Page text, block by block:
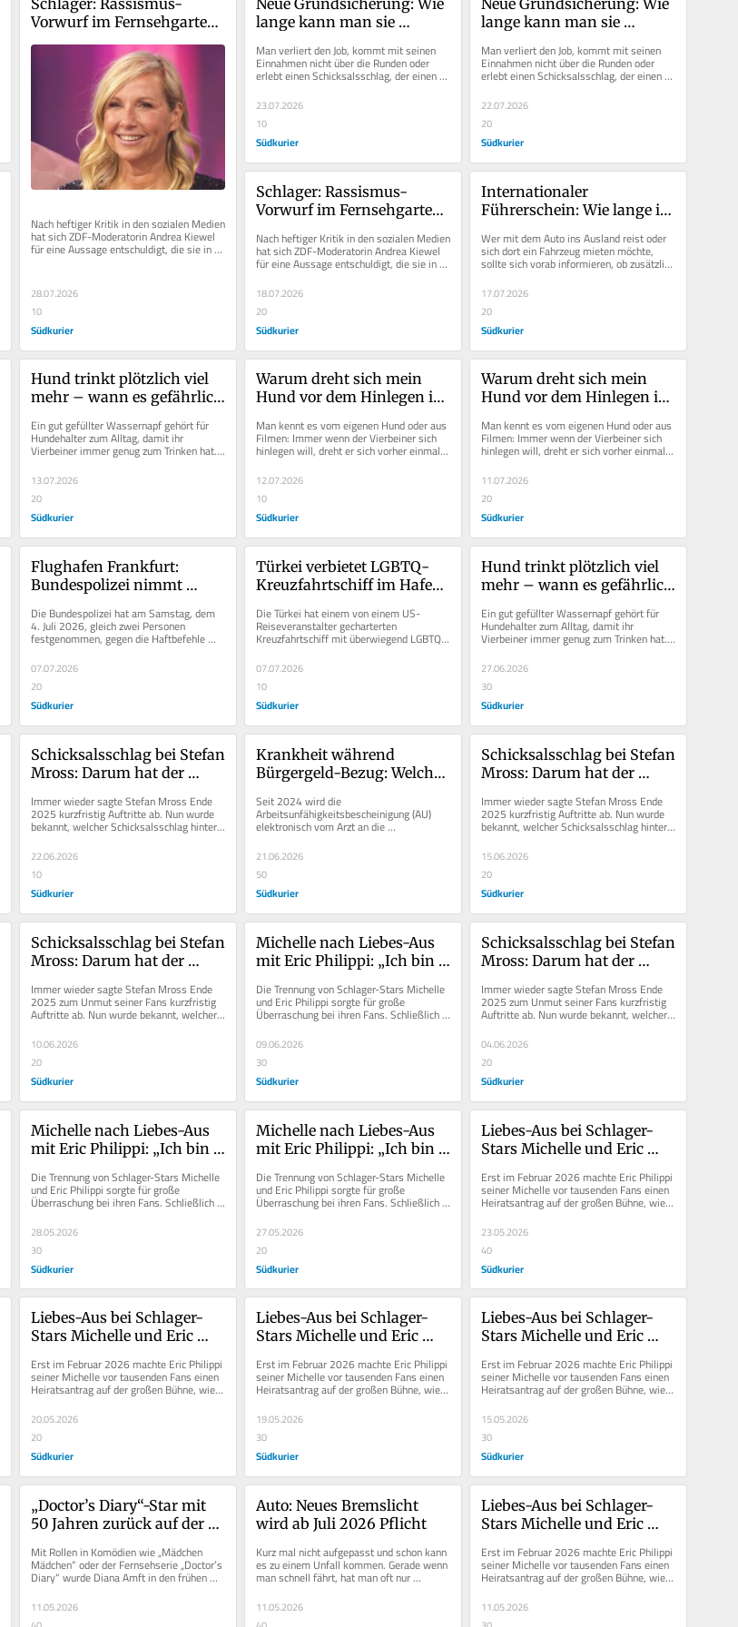
Vorwurf im Fernsehgarten
entschuldigt sich
Nach heftiger Kritik in den sozialen Medien
hat sich ZDF-Moderatorin Andrea Kiewel
für eine Aussage entschuldigt, die sie in
der Ausgabe des...
28.07.2026
10
Südkurier
lange kann man sie
Man verliert den Job, kommt mit seinen
Einnahmen nicht über die Runden oder
erlebt einen Schicksalsschlag, der einen
erst einmal vom Arbeitsmarkt...
23.07.2026
10
Südkurier
lange kann man sie
Man verliert den Job, kommt mit seinen
Einnahmen nicht über die Runden oder
erlebt einen Schicksalsschlag, der einen
erst einmal vom Arbeitsmarkt...
22.07.2026
20
Südkurier
Schlager: Rassismus-
Vorwurf im Fernsehgarten
entschuldigt sich
Nach heftiger Kritik in den sozialen Medien
hat sich ZDF-Moderatorin Andrea Kiewel
für eine Aussage entschuldigt, die sie in
der Ausgabe des...
18.07.2026
20
Südkurier
Internationaler
Führerschein: Wie lange ist
Wer mit dem Auto ins Ausland reist oder
sich dort ein Fahrzeug mieten möchte,
sollte sich vorab informieren, ob zusätzlich
17.07.2026
20
Südkurier
Hund trinkt plötzlich viel
mehr – wann es gefährlich
Ein gut gefüllter Wassernapf gehört für
Hundehalter zum Alltag, damit ihr
Vierbeiner immer genug zum Trinken hat.
Aber was ist, wenn der Hund...
13.07.2026
20
Südkurier
Warum dreht sich mein
Hund vor dem Hinlegen im
könnten dahinterstecken
Man kennt es vom eigenen Hund oder aus
Filmen: Immer wenn der Vierbeiner sich
hinlegen will, dreht er sich vorher einmal
im Kreis, scharrt vielleicht...
12.07.2026
10
Südkurier
Warum dreht sich mein
Hund vor dem Hinlegen im
könnten dahinterstecken
Man kennt es vom eigenen Hund oder aus
Filmen: Immer wenn der Vierbeiner sich
hinlegen will, dreht er sich vorher einmal
im Kreis, scharrt vielleicht...
11.07.2026
20
Südkurier
Flughafen Frankfurt:
Bundespolizei nimmt
Millionenbetrüger fest
Die Bundespolizei hat am Samstag, dem
4. Juli 2026, gleich zwei Personen
festgenommen, gegen die Haftbefehle
wegen mutmaßlicher Betrugsdelikte...
07.07.2026
20
Südkurier
Türkei verbietet LGBTQ-
Kreuzfahrtschiff im Hafen
das für Reisende?
Die Türkei hat einem von einem US-
Reiseveranstalter gecharterten
Kreuzfahrtschiff mit überwiegend LGBTQ-
Gästen bereits im Vorfeld das Anlegen in...
07.07.2026
10
Südkurier
Hund trinkt plötzlich viel
mehr – wann es gefährlich
Ein gut gefüllter Wassernapf gehört für
Hundehalter zum Alltag, damit ihr
Vierbeiner immer genug zum Trinken hat.
Aber was ist, wenn der Hund...
27.06.2026
30
Südkurier
Schicksalsschlag bei Stefan
Mross: Darum hat der
oft kurzfristig abgesagt
Immer wieder sagte Stefan Mross Ende
2025 kurzfristig Auftritte ab. Nun wurde
bekannt, welcher Schicksalsschlag hinter
den Absagen steckte. Der...
22.06.2026
10
Südkurier
Krankheit während
Bürgergeld-Bezug: Welche
Empfänger – und welche
Rechte Jobcenter?
Seit 2024 wird die
Arbeitsunfähigkeitsbescheinigung (AU)
elektronisch vom Arzt an die
können sie digital...
21.06.2026
50
Südkurier
Schicksalsschlag bei Stefan
Mross: Darum hat der
oft kurzfristig abgesagt
Immer wieder sagte Stefan Mross Ende
2025 kurzfristig Auftritte ab. Nun wurde
bekannt, welcher Schicksalsschlag hinter
den Absagen steckte. Der...
15.06.2026
20
Südkurier
Schicksalsschlag bei Stefan
Mross: Darum hat der
oft kurzfristig abgesagt
Immer wieder sagte Stefan Mross Ende
2025 zum Unmut seiner Fans kurzfristig
Auftritte ab. Nun wurde bekannt, welcher
10.06.2026
20
Südkurier
Michelle nach Liebes-Aus
mit Eric Philippi: „Ich bin
gegangen“
Die Trennung von Schlager-Stars Michelle
und Eric Philippi sorgte für große
Überraschung bei ihren Fans. Schließlich
hatte sich das Paar erst zu...
09.06.2026
30
Südkurier
Schicksalsschlag bei Stefan
Mross: Darum hat der
oft kurzfristig abgesagt
Immer wieder sagte Stefan Mross Ende
2025 zum Unmut seiner Fans kurzfristig
Auftritte ab. Nun wurde bekannt, welcher
04.06.2026
20
Südkurier
Michelle nach Liebes-Aus
mit Eric Philippi: „Ich bin
gegangen“
Die Trennung von Schlager-Stars Michelle
und Eric Philippi sorgte für große
Überraschung bei ihren Fans. Schließlich
hatte sich das Paar erst zu...
28.05.2026
30
Südkurier
Michelle nach Liebes-Aus
mit Eric Philippi: „Ich bin
gegangen“
Die Trennung von Schlager-Stars Michelle
und Eric Philippi sorgte für große
Überraschung bei ihren Fans. Schließlich
hatte sich das Paar erst zu...
27.05.2026
20
Südkurier
Liebes-Aus bei Schlager-
Stars Michelle und Eric
überhaupt nicht gut“
Erst im Februar 2026 machte Eric Philippi
seiner Michelle vor tausenden Fans einen
Heiratsantrag auf der großen Bühne, wie
unter anderem das...
23.05.2026
40
Südkurier
Liebes-Aus bei Schlager-
Stars Michelle und Eric
überhaupt nicht gut“
Erst im Februar 2026 machte Eric Philippi
seiner Michelle vor tausenden Fans einen
Heiratsantrag auf der großen Bühne, wie
unter anderem das...
20.05.2026
20
Südkurier
Liebes-Aus bei Schlager-
Stars Michelle und Eric
überhaupt nicht gut“
Erst im Februar 2026 machte Eric Philippi
seiner Michelle vor tausenden Fans einen
Heiratsantrag auf der großen Bühne, wie
unter anderem das...
19.05.2026
30
Südkurier
Liebes-Aus bei Schlager-
Stars Michelle und Eric
überhaupt nicht gut“
Erst im Februar 2026 machte Eric Philippi
seiner Michelle vor tausenden Fans einen
Heiratsantrag auf der großen Bühne, wie
unter anderem das...
15.05.2026
30
Südkurier
„Doctor’s Diary“-Star mit
50 Jahren zurück auf der
Mit Rollen in Komödien wie „Mädchen
Mädchen“ oder der Fernsehserie „Doctor’s
Diary“ wurde Diana Amft in den frühen
2000er Jahren zu...
11.05.2026
Auto: Neues Bremslicht
wird ab Juli 2026 Pflicht
Kurz mal nicht aufgepasst und schon kann
es zu einem Unfall kommen. Gerade wenn
man schnell fährt, hat man oft nur
Bruchteile einer Sekunde Zeit, um...
11.05.2026
Liebes-Aus bei Schlager-
Stars Michelle und Eric
überhaupt nicht gut“
Erst im Februar 2026 machte Eric Philippi
seiner Michelle vor tausenden Fans einen
Heiratsantrag auf der großen Bühne, wie
unter anderem das...
11.05.2026